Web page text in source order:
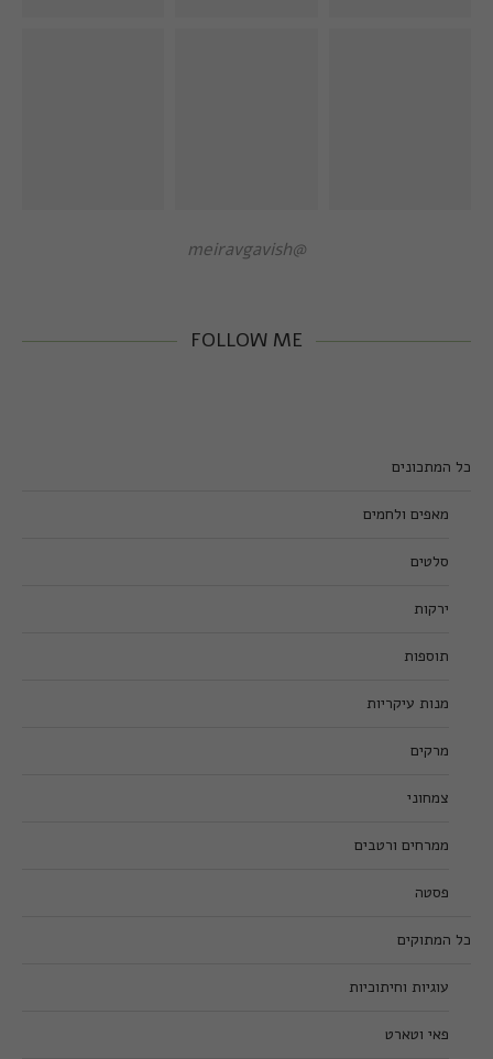
@meiravgavish
FOLLOW ME
כל המתכונים
מאפים ולחמים
סלטים
ירקות
תוספות
מנות עיקריות
מרקים
צמחוני
ממרחים ורטבים
פסטה
כל המתוקים
עוגיות וחיתוכיות
פאי וטארט